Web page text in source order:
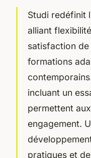
Studi redéfinit
alliant
satisfaction
formations
incluant un
permettent
engagement.
pratiques et